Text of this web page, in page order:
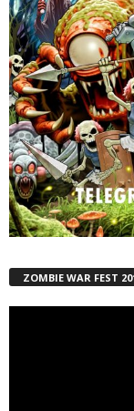
ZOMBIE WAR FEST